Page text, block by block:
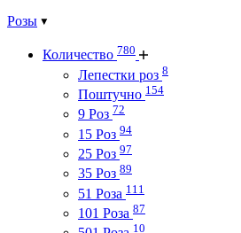
Розы
Количество 780
Лепестки роз 8
Поштучно 154
9 Роз 72
15 Роз 94
25 Роз 97
35 Роз 89
51 Роза 111
101 Роза 87
10